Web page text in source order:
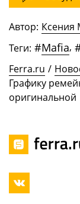
Автор: Ксения
Теги: #Mafia,
Ferra.ru /
Графику
оригинальной